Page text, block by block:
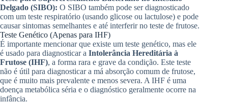
Delgado (SIBO): O SIBO também pode ser diagnosticado
com um teste respiratório (usando glicose ou lactulose) e pode
causar sintomas semelhantes e até interferir no teste de frutose.
Teste Genético (Apenas para IHF)
É importante mencionar que existe um teste genético, mas ele
é usado para diagnosticar a Intolerância Hereditária à
Frutose (IHF), a forma rara e grave da condição. Este teste
não é útil para diagnosticar a má absorção comum de frutose,
que é muito mais prevalente e menos severa. A IHF é uma
doença metabólica séria e o diagnóstico geralmente ocorre na
infância.